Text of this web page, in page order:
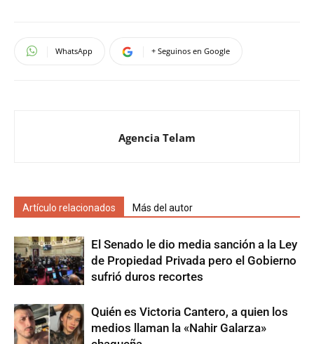
WhatsApp + Seguinos en Google
Agencia Telam
Artículo relacionados Más del autor
El Senado le dio media sanción a la Ley
de Propiedad Privada pero el Gobierno
sufrió duros recortes
Quién es Victoria Cantero, a quien los
medios llaman la «Nahir Galarza»